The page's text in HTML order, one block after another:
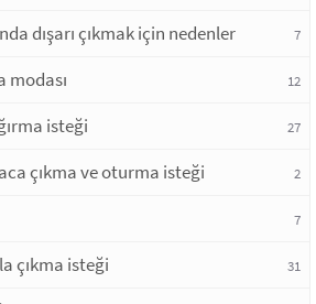
dışarı çıkmak için nedenler 7
modası 12
isteği 27
çıkma ve oturma isteği 2
7
çıkma isteği 31